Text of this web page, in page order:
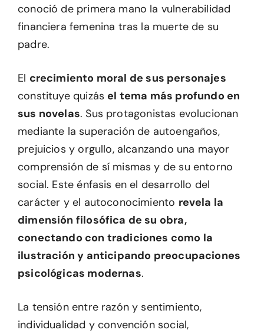
conoció de primera mano la vulnerabilidad
financiera femenina tras la muerte de su
padre.
El crecimiento moral de sus personajes
constituye quizás el tema más profundo en
sus novelas. Sus protagonistas evolucionan
mediante la superación de autoengaños,
prejuicios y orgullo, alcanzando una mayor
comprensión de sí mismas y de su entorno
social. Este énfasis en el desarrollo del
carácter y el autoconocimiento revela la
dimensión filosófica de su obra,
conectando con tradiciones como la
ilustración y anticipando preocupaciones
psicológicas modernas.
La tensión entre razón y sentimiento,
individualidad y convención social,